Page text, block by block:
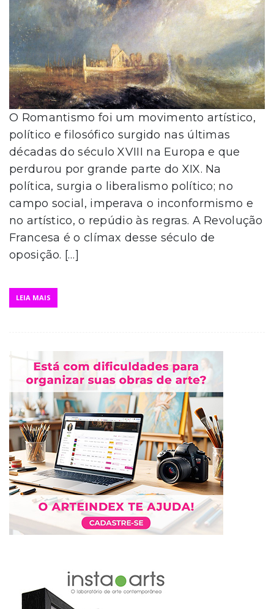
O Romantismo foi um movimento artístico,
político e filosófico surgido nas últimas
décadas do século XVIII na Europa e que
perdurou por grande parte do XIX. Na
política, surgia o liberalismo político; no
campo social, imperava o inconformismo e
no artístico, o repúdio às regras. A Revolução
Francesa é o clímax desse século de
oposição. […]
LEIA MAIS